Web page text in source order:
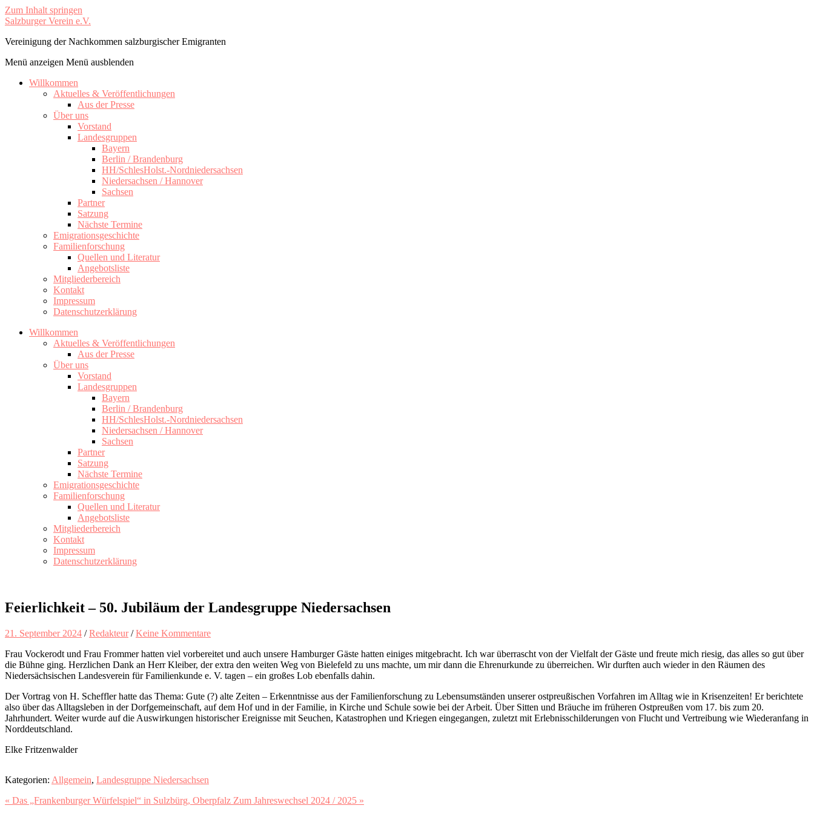
Zum Inhalt springen
Salzburger Verein e.V.
Vereinigung der Nachkommen salzburgischer Emigranten
Menü anzeigen Menü ausblenden
Willkommen
Aktuelles & Veröffentlichungen
Aus der Presse
Über uns
Vorstand
Landesgruppen
Bayern
Berlin / Brandenburg
HH/SchlesHolst.-Nordniedersachsen
Niedersachsen / Hannover
Sachsen
Partner
Satzung
Nächste Termine
Emigrationsgeschichte
Familienforschung
Quellen und Literatur
Angebotsliste
Mitgliederbereich
Kontakt
Impressum
Datenschutzerklärung
Willkommen
Aktuelles & Veröffentlichungen
Aus der Presse
Über uns
Vorstand
Landesgruppen
Bayern
Berlin / Brandenburg
HH/SchlesHolst.-Nordniedersachsen
Niedersachsen / Hannover
Sachsen
Partner
Satzung
Nächste Termine
Emigrationsgeschichte
Familienforschung
Quellen und Literatur
Angebotsliste
Mitgliederbereich
Kontakt
Impressum
Datenschutzerklärung
Feierlichkeit – 50. Jubiläum der Landesgruppe Niedersachsen
21. September 2024 /Redakteur /Keine Kommentare
Frau Vockerodt und Frau Frommer hatten viel vorbereitet und auch unsere Hamburger Gäste hatten einiges mitgebracht. Ich war überrascht von der Vielfalt der Gäste und freute mich riesig, das alles so gut über
die Bühne ging. Herzlichen Dank an Herr Kleiber, der extra den weiten Weg von Bielefeld zu uns machte, um mir dann die Ehrenurkunde zu überreichen. Wir durften auch wieder in den Räumen des
Niedersächsischen Landesverein für Familienkunde e. V. tagen – ein großes Lob ebenfalls dahin.
Der Vortrag von H. Scheffler hatte das Thema: Gute (?) alte Zeiten – Erkenntnisse aus der Familienforschung zu Lebensumständen unserer ostpreußischen Vorfahren im Alltag wie in Krisenzeiten! Er berichtete
also über das Alltagsleben in der Dorfgemeinschaft, auf dem Hof und in der Familie, in Kirche und Schule sowie bei der Arbeit. Über Sitten und Bräuche im früheren Ostpreußen vom 17. bis zum 20.
Jahrhundert. Weiter wurde auf die Auswirkungen historischer Ereignisse mit Seuchen, Katastrophen und Kriegen eingegangen, zuletzt mit Erlebnisschilderungen von Flucht und Vertreibung wie Wiederanfang in
Norddeutschland.
Elke Fritzenwalder
Kategorien: Allgemein, Landesgruppe Niedersachsen
« Das „Frankenburger Würfelspiel“ in Sulzbürg, Oberpfalz Zum Jahreswechsel 2024 / 2025 »